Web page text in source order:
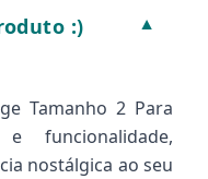
:) ▼
Tamanho 2 Para
funcionalidade,
nostálgica ao seu